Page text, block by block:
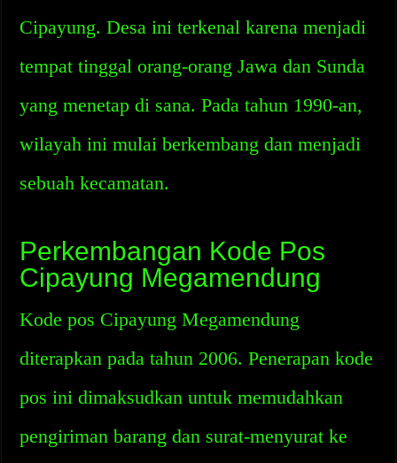
Cipayung. Desa ini terkenal karena menjadi
tempat tinggal orang-orang Jawa dan Sunda
yang menetap di sana. Pada tahun 1990-an,
wilayah ini mulai berkembang dan menjadi
sebuah kecamatan.
Perkembangan Kode Pos
Cipayung Megamendung
Kode pos Cipayung Megamendung
diterapkan pada tahun 2006. Penerapan kode
pos ini dimaksudkan untuk memudahkan
pengiriman barang dan surat-menyurat ke